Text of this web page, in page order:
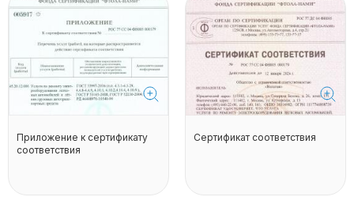
Приложение к сертификату
соответствия
Сертификат соответствия